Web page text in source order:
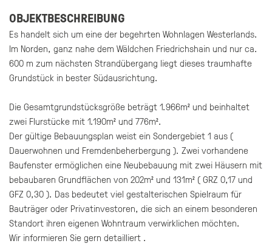
OBJEKTBESCHREIBUNG
Es handelt sich um eine der begehrten Wohnlagen Westerlands.
Im Norden, ganz nahe dem Wäldchen Friedrichshain und nur ca.
600 m zum nächsten Strandübergang liegt dieses traumhafte
Grundstück in bester Südausrichtung.
Die Gesamtgrundstücksgröße beträgt 1.966m² und beinhaltet
zwei Flurstücke mit 1.190m² und 776m².
Der gültige Bebauungsplan weist ein Sondergebiet 1 aus (
Dauerwohnen und Fremdenbeherbergung ). Zwei vorhandene
Baufenster ermöglichen eine Neubebauung mit zwei Häusern mit
bebaubaren Grundflächen von 202m² und 131m² ( GRZ 0,17 und
GFZ 0,30 ). Das bedeutet viel gestalterischen Spielraum für
Bauträger oder Privatinvestoren, die sich an einem besonderen
Standort ihren eigenen Wohntraum verwirklichen möchten.
Wir informieren Sie gern detailliert .